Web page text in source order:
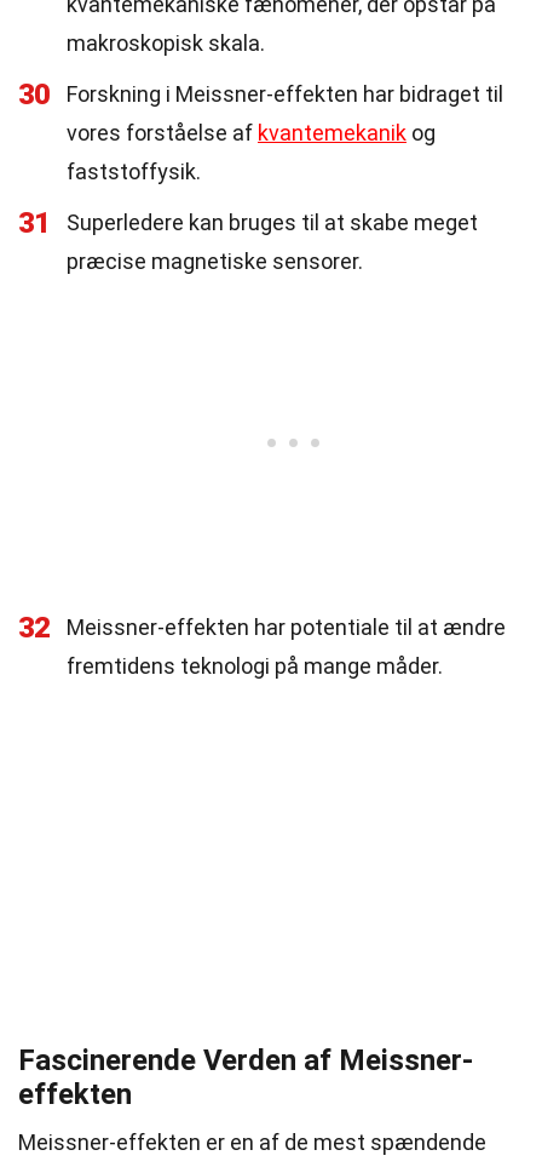
makroskopisk skala.
30
Forskning i Meissner-effekten har bidraget til
vores forståelse af kvantemekanik og
faststoffysik.
31
Superledere kan bruges til at skabe meget
præcise magnetiske sensorer.
32
Meissner-effekten har potentiale til at ændre
fremtidens teknologi på mange måder.
Fascinerende Verden af Meissner-
effekten
Meissner-effekten er en af de mest spændende